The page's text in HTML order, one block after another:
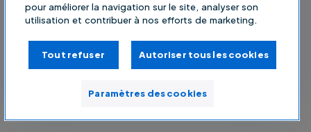
pour améliorer la navigation sur le site, analyser son
utilisation et contribuer à nos efforts de marketing.
Tout refuser Autoriser tous les cookies
Paramètres des cookies